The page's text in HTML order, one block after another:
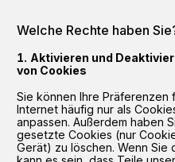
Welche Rechte haben
Aktivieren und
von Cookies
Sie können Ihre Präferenzen
Internet häufig nur als
anpassen. Außerdem haben
gesetzte Cookies (nur
Gerät) zu löschen. Wenn Sie